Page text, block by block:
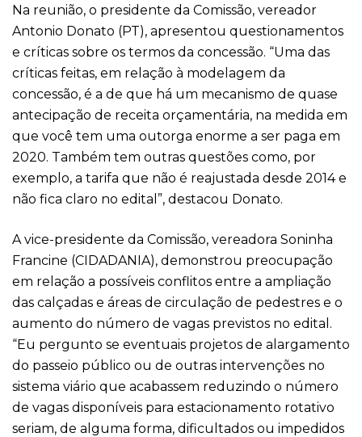
Na reunião, o presidente da Comissão, vereador
Antonio Donato (PT), apresentou questionamentos
e críticas sobre os termos da concessão. “Uma das
críticas feitas, em relação à modelagem da
concessão, é a de que há um mecanismo de quase
antecipação de receita orçamentária, na medida em
que você tem uma outorga enorme a ser paga em
2020. Também tem outras questões como, por
exemplo, a tarifa que não é reajustada desde 2014 e
não fica claro no edital”, destacou Donato.
A vice-presidente da Comissão, vereadora Soninha
Francine (CIDADANIA), demonstrou preocupação
em relação a possíveis conflitos entre a ampliação
das calçadas e áreas de circulação de pedestres e o
aumento do número de vagas previstos no edital.
“Eu pergunto se eventuais projetos de alargamento
do passeio público ou de outras intervenções no
sistema viário que acabassem reduzindo o número
de vagas disponíveis para estacionamento rotativo
seriam, de alguma forma, dificultados ou impedidos